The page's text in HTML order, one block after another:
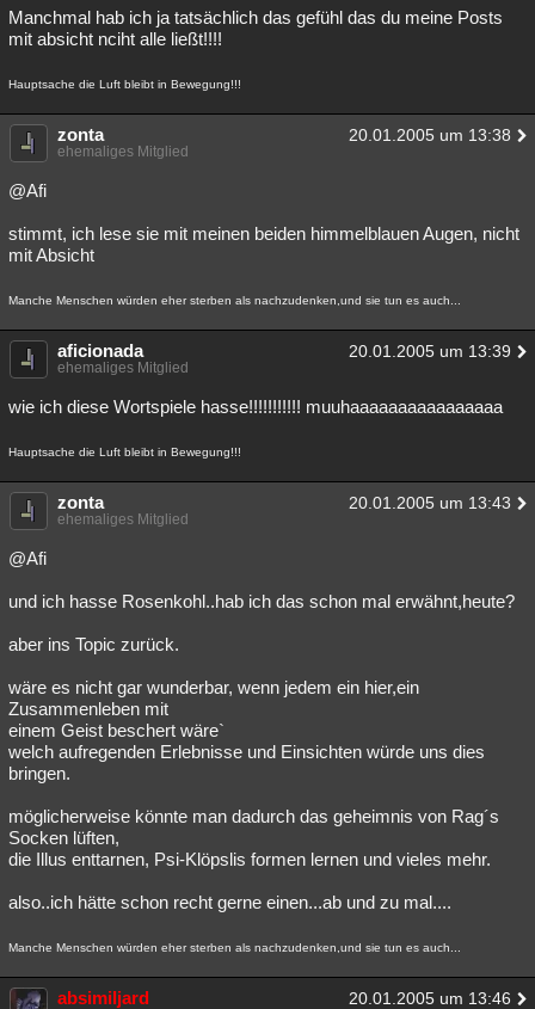
Manchmal hab ich ja tatsächlich das gefühl das du meine Posts
mit absicht nciht alle ließt!!!!
Hauptsache die Luft bleibt in Bewegung!!!
zonta 20.01.2005 um 13:38
ehemaliges Mitglied
@Afi
stimmt, ich lese sie mit meinen beiden himmelblauen Augen, nicht
mit Absicht
Manche Menschen würden eher sterben als nachzudenken,und sie tun es auch...
aficionada 20.01.2005 um 13:39
ehemaliges Mitglied
wie ich diese Wortspiele hasse!!!!!!!!!!! muuhaaaaaaaaaaaaaaaa
Hauptsache die Luft bleibt in Bewegung!!!
zonta 20.01.2005 um 13:43
ehemaliges Mitglied
@Afi
und ich hasse Rosenkohl..hab ich das schon mal erwähnt,heute?
aber ins Topic zurück.
wäre es nicht gar wunderbar, wenn jedem ein hier,ein
Zusammenleben mit
einem Geist beschert wäre`
welch aufregenden Erlebnisse und Einsichten würde uns dies
bringen.
möglicherweise könnte man dadurch das geheimnis von Rag´s
Socken lüften,
die Illus enttarnen, Psi-Klöpslis formen lernen und vieles mehr.
also..ich hätte schon recht gerne einen...ab und zu mal....
Manche Menschen würden eher sterben als nachzudenken,und sie tun es auch...
absimiljard 20.01.2005 um 13:46